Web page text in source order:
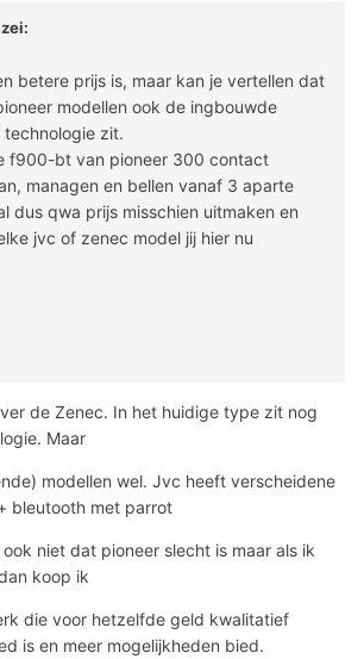
betere prijs is, maar kan je vertellen dat
modellen ook de ingbouwde
technologie zit.
f900-bt van pioneer 300 contact
managen en bellen vanaf 3 aparte
dus qwa prijs misschien uitmaken en
jvc of zenec model jij hier nu
de Zenec. In het huidige type zit nog
Maar
modellen wel. Jvc heeft verscheidene
bleutooth met parrot
niet dat pioneer slecht is maar als ik
koop ik
die voor hetzelfde geld kwalitatief
is en meer mogelijkheden bied.